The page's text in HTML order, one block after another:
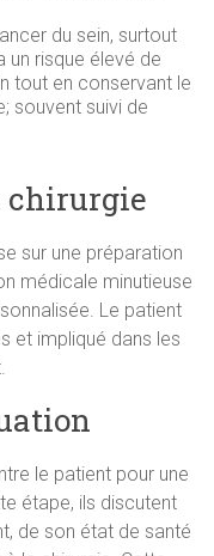
du sein, surtout
un risque élevé de
tout en conservant le
souvent suivi de
chirurgie
sur une préparation
médicale minutieuse
Le patient
et impliqué dans les
le patient pour une
étape, ils discutent
de son état de santé